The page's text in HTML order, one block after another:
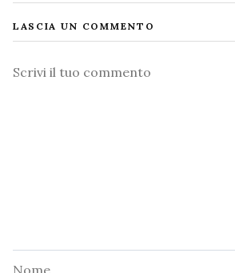
LASCIA UN COMMENTO
Commento